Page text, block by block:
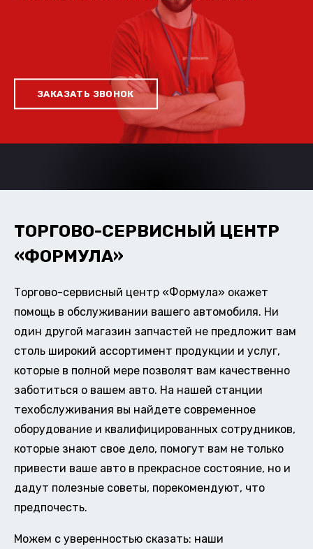
ЗАКАЗАТЬ ЗВОНОК
ТОРГОВО-СЕРВИСНЫЙ ЦЕНТР
«ФОРМУЛА»
Торгово-сервисный центр «Формула» окажет
помощь в обслуживании вашего автомобиля. Ни
один другой магазин запчастей не предложит вам
столь широкий ассортимент продукции и услуг,
которые в полной мере позволят вам качественно
заботиться о вашем авто. На нашей станции
техобслуживания вы найдете современное
оборудование и квалифицированных сотрудников,
которые знают свое дело, помогут вам не только
привести ваше авто в прекрасное состояние, но и
дадут полезные советы, порекомендуют, что
предпочесть.
Можем с уверенностью сказать: наши